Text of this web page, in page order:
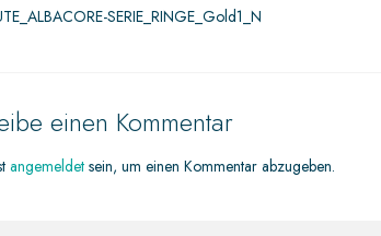
SERIE_RINGE_Gold1_N
einen Kommentar
angemeldet sein, um einen Kommentar abzugeben.